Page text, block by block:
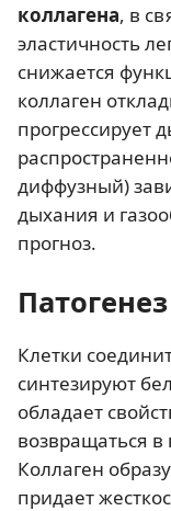
коллагена, в
эластичность
снижается
коллаген
прогрессирует
диффузный)
дыхания и
прогноз.
Патогенез
Клетки
синтезируют
обладает
возвращаться
Коллаген
придает